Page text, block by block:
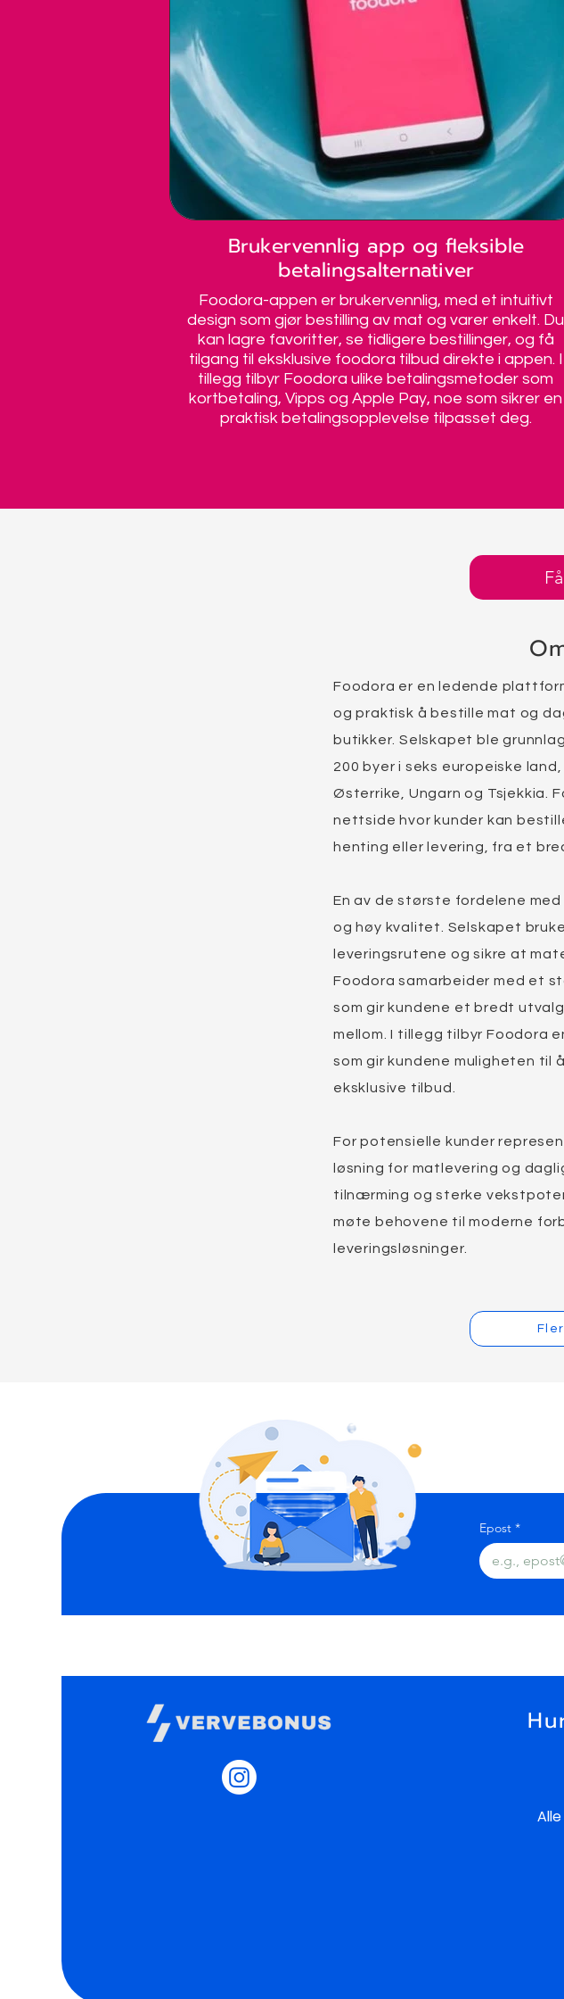
Brukervennlig app og fleksible
betalingsalternativer
Foodora-appen er brukervennlig, med et intuitivt
design som gjør bestilling av mat og varer enkelt. Du
kan lagre favoritter, se tidligere bestillinger, og få
tilgang til eksklusive foodora tilbud direkte i appen. I
tillegg tilbyr Foodora ulike betalingsmetoder som
kortbetaling, Vipps og Apple Pay, noe som sikrer en
praktisk betalingsopplevelse tilpasset deg.
Foodora er en ledende
og praktisk å bestille mat og
butikker. Selskapet ble
200 byer i seks europeiske
Østerrike, Ungarn og Tsjekkia.
nettside hvor kunder kan
henting eller levering, fra et
En av de største fordelene
og høy kvalitet. Selskapet
leveringsrutene og sikre at
Foodora samarbeider med et
som gir kundene et bredt
mellom. I tillegg tilbyr Foodora
som gir kundene muligheten til
eksklusive tilbud.
For potensielle kunder
løsning for matlevering og
tilnærming og sterke
møte behovene til moderne
leveringsløsninger.
Epost *